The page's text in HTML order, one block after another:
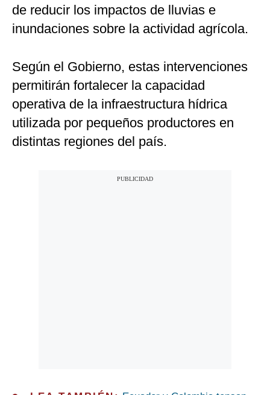
de reducir los impactos de lluvias e
inundaciones sobre la actividad agrícola.
Según el Gobierno, estas intervenciones
permitirán fortalecer la capacidad
operativa de la infraestructura hídrica
utilizada por pequeños productores en
distintas regiones del país.